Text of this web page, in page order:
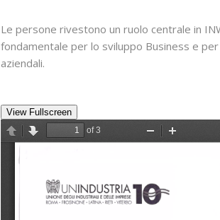
Le persone rivestono un ruolo centrale in
fondamentale per lo sviluppo Business e
aziendali.
View Fullscreen